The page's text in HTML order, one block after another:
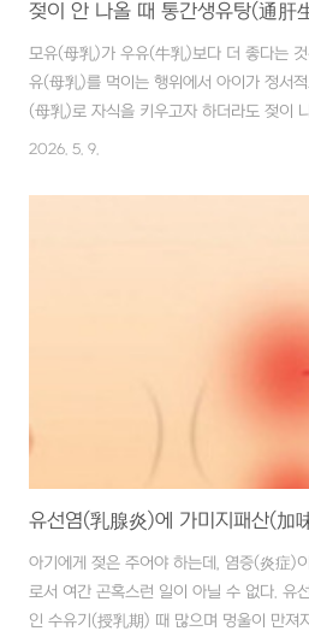
젖이 안 나올 때 통간생유탕(通肝
모유(母乳)가 우유(牛乳)보다 더 좋다는
유(母乳)를 먹이는 행위에서 아이가 정서
(母乳)로 자식을 키우고자 하더라도 젖이
들이 많다고 한다. ■ 재료 백작약(白芍藥)
(通草) 4g, 시호(柴胡) 4g, 원지(遠志)
2026. 5. 9.
유선염(乳腺炎)에 가미지패산(加
아기에게 젖은 주어야 하는데, 염증(炎症)
로서 여간 곤혹스런 일이 아닐 수 없다. 유
인 수유기(授乳期) 때 많으며 멍울이 만